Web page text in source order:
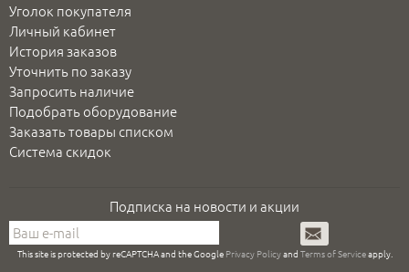
Уголок покупателя
Личный кабинет
История заказов
Уточнить по заказу
Запросить наличие
Подобрать оборудование
Заказать товары списком
Система скидок
Подписка на новости и акции
Подписаться
This site is protected by reCAPTCHA and the Google Privacy Policyand Terms of Serviceapply.